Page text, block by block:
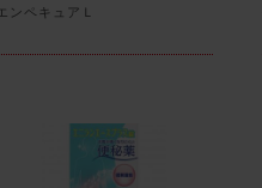
エンペキュアＬ